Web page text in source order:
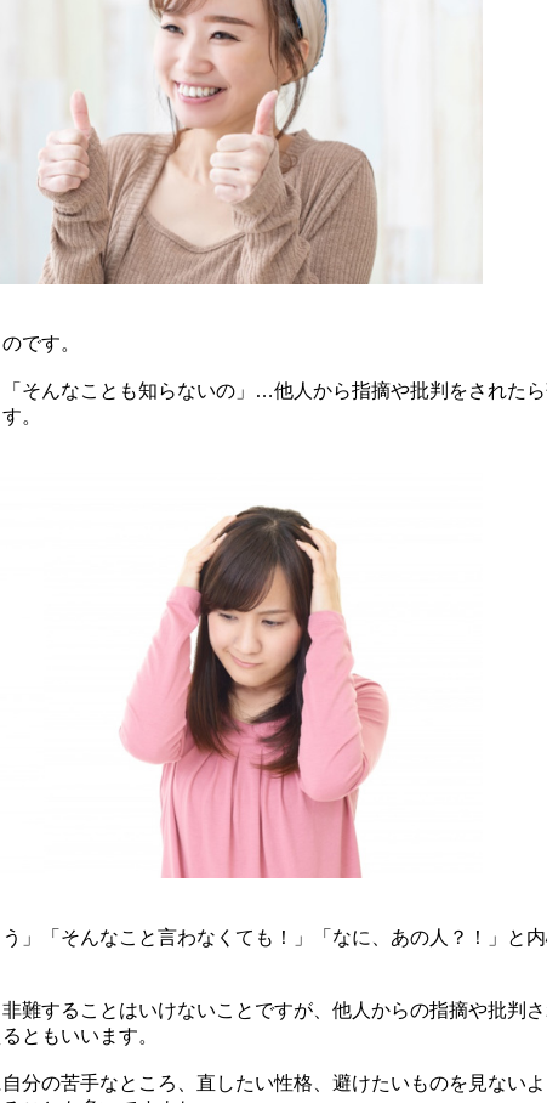
です。
「そんなことも知らないの」…他人から指摘や批判をされた
。
」「そんなこと言わなくても！」「なに、あの人？！」と
難することはいけないことですが、他人からの指摘や批判
ともいいます。
分の苦手なところ、直したい性格、避けたいものを見ないよ